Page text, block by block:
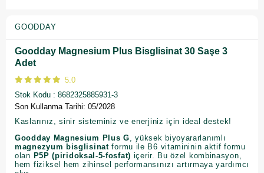
GOODDAY
Goodday Magnesium Plus Bisglisinat 30 Saşe 3
Adet
5.0
Stok Kodu
8682325885931-3
Son Kullanma Tarihi: 05/2028
Kaslarınız, sinir sisteminiz ve enerjiniz için ideal destek!
Goodday Magnesium Plus G, yüksek biyoyararlanımlı
magnezyum bisglisinatformu ile B6 vitamininin aktif formu
olan P5P (piridoksal-5-fosfat) içerir. Bu özel kombinasyon,
hem fiziksel hem zihinsel performansınızı artırmaya yardımcı